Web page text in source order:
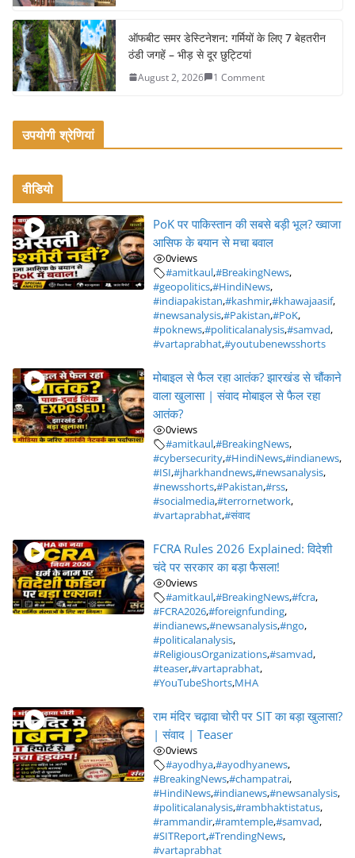
ऑफबीट समर डेस्टिनेशन: गर्मियों के लिए 7 बेहतरीन
ठंडी जगहें – भीड़ से दूर छुट्टियां
August 2, 2026 1 Comment
उपयोगी श्रेणियां
वीडियो
PoK पर पाकिस्तान की सबसे बड़ी भूल? ख्वाजा
आसिफ के बयान से मचा बवाल
0views
#amitkaul,#BreakingNews,
#geopolitics,#HindiNews,
#indiapakistan,#kashmir,#khawajaasif,
#newsanalysis,#Pakistan,#PoK,
#poknews,#politicalanalysis,#samvad,
#vartaprabhat,#youtubenewsshorts
मोबाइल से फैल रहा आतंक? झारखंड से चौंकाने
वाला खुलासा | संवाद मोबाइल से फैल रहा
आतंक?
0views
#amitkaul,#BreakingNews,
#cybersecurity,#HindiNews,#indianews,
#ISI,#jharkhandnews,#newsanalysis,
#newsshorts,#Pakistan,#rss,
#socialmedia,#terrornetwork,
#vartaprabhat,#संवाद
FCRA Rules 2026 Explained: विदेशी
चंदे पर सरकार का बड़ा फैसला!
0views
#amitkaul,#BreakingNews,#fcra,
#FCRA2026,#foreignfunding,
#indianews,#newsanalysis,#ngo,
#politicalanalysis,
#ReligiousOrganizations,#samvad,
#teaser,#vartaprabhat,
#YouTubeShorts,MHA
राम मंदिर चढ़ावा चोरी पर SIT का बड़ा खुलासा?
| संवाद | Teaser
0views
#ayodhya,#ayodhyanews,
#BreakingNews,#champatrai,
#HindiNews,#indianews,#newsanalysis,
#politicalanalysis,#rambhaktistatus,
#rammandir,#ramtemple,#samvad,
#SITReport,#TrendingNews,
#vartaprabhat